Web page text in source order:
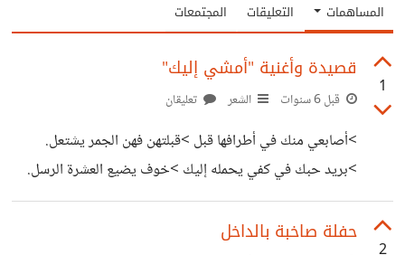
المساهمات التعليقات المجتمعات
1
قصيدة وأغنية "أمشي إليك"
قبل 6 سنوات الشعر تعليقان
>أصابعي منك في أطرافها قبل >قبلتهن فهن الجمر يشتعل.
>بريد حبك في كفي يحمله إليك >خوف يضيع العشرة الرسل.
>قد أقبل الليل وحدي أنت لست معي >ليلان ليلي فقل لي كيف
أحتمل. >إن الرسائل تبكي والعناق يرى >دمع الوداع أنا المنديل
حفلة صاخبة بالداخل